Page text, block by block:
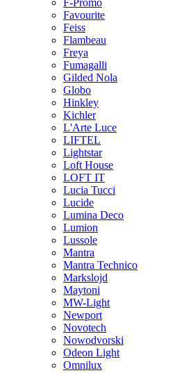
F-Promo
Favourite
Feiss
Flambeau
Freya
Fumagalli
Gilded Nola
Globo
Hinkley
Kichler
L'Arte Luce
LIFTEL
Lightstar
Loft House
LOFT IT
Lucia Tucci
Lucide
Lumina Deco
Lumion
Lussole
Mantra
Mantra Technico
Markslojd
Maytoni
MW-Light
Newport
Novotech
Nowodvorski
Odeon Light
Omnilux